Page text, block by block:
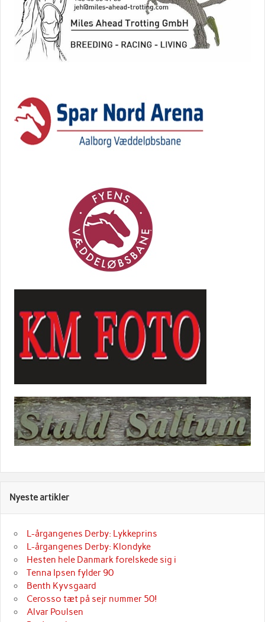
Nyeste artikler
L-årgangenes Derby: Lykkeprins
L-årgangenes Derby: Klondyke
Hesten hele Danmark forelskede sig i
Tenna Ipsen fylder 90
Benth Kyvsgaard
Cerosso tæt på sejr nummer 50!
Alvar Poulsen